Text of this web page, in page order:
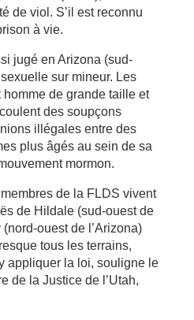
de viol. S’il est reconnu
à vie.
jugé en Arizona (sud-
sur mineur. Les
de grande taille et
des soupçons
illégales entre des
plus âgés au sein de sa
mormon.
de la FLDS vivent
de Hildale (sud-ouest de
ouest de l’Arizona)
tous les terrains,
appliquer la loi, souligne le
de la Justice de l’Utah,